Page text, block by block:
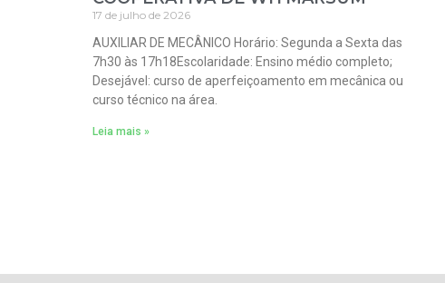
17 de julho de 2026
AUXILIAR DE MECÂNICO Horário: Segunda a Sexta das
7h30 às 17h18Escolaridade: Ensino médio completo;
Desejável: curso de aperfeiçoamento em mecânica ou
curso técnico na área.
Leia mais »